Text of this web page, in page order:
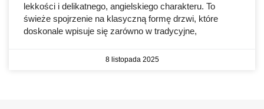
lekkości i delikatnego, angielskiego charakteru. To
świeże spojrzenie na klasyczną formę drzwi, które
doskonale wpisuje się zarówno w tradycyjne,
8 listopada 2025